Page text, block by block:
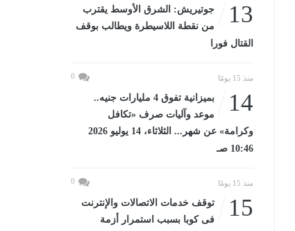
13
جوتيريش: الشرق الأوسط يقترب
من نقطة اللاسيطرة ويطالب بوقف
القتال فورا
منذ 15 يومًا 0
14
بميزانية تفوق 4 مليارات جنيه..
موعد وآليات صرف «تكافل
وكرامة» عن شهر... الثلاثاء، 14 يوليو 2026
10:46 صـ
منذ 15 يومًا 0
15
توقف خدمات الاتصالات والإنترنت
فى كوبا بسبب استمرار أزمة